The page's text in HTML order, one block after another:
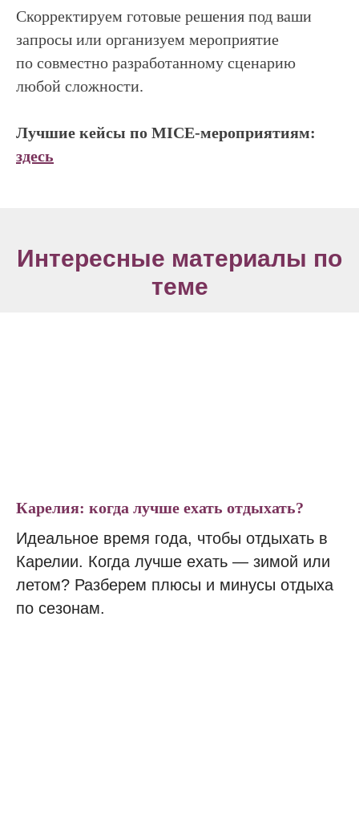
Скорректируем готовые решения под ваши
запросы или организуем мероприятие
по совместно разработанному сценарию
любой сложности.
Лучшие кейсы по MICE-мероприятиям:
здесь
Интересные материалы по
теме
Карелия: когда лучше ехать отдыхать?
Идеальное время года, чтобы отдыхать в
Карелии. Когда лучше ехать — зимой или
летом? Разберем плюсы и минусы отдыха
по сезонам.